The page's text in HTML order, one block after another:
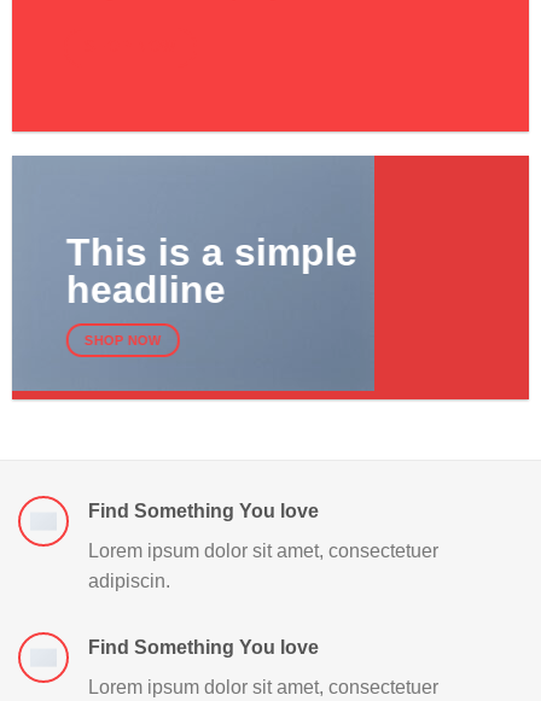
This is a simple
headline
SHOP NOW
Find Something You love
Lorem ipsum dolor sit amet, consectetuer
adipiscin.
Find Something You love
Lorem ipsum dolor sit amet, consectetuer